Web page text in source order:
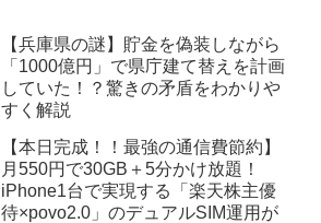
【兵庫県の謎】貯金を偽装しながら
「1000億円」で県庁建て替えを計画
していた！？驚きの矛盾をわかりや
すく解説
【本日完成！！最強の通信費節約】
月550円で30GB＋5分かけ放題！
iPhone1台で実現する「楽天株主優
待×povo2.0」のデュアルSIM運用が